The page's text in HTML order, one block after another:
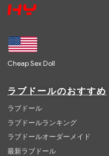
Cheap Sex Doll
ラブドールのおすすめ
ラブドール
ラブドールランキング
ラブドールオーダーメイド
最新ラブドール